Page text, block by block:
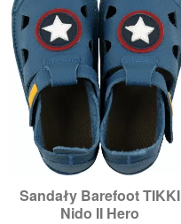
Sandały Barefoot TIKKI
Nido II Hero